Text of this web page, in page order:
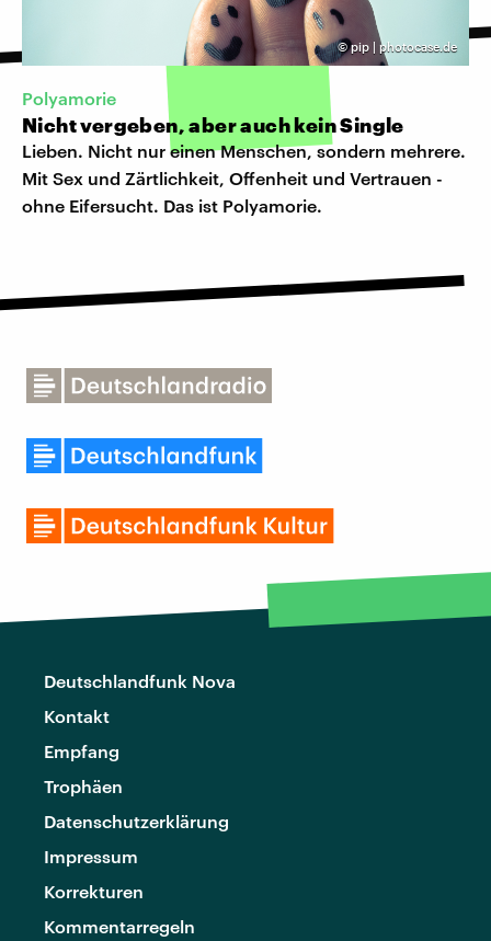
©pip | photocase.de
Polyamorie
Nicht vergeben, aber auch kein Single
Lieben. Nicht nur einen Menschen, sondern mehrere.
Mit Sex und Zärtlichkeit, Offenheit und Vertrauen -
ohne Eifersucht. Das ist Polyamorie.
Deutschlandfunk Nova
Kontakt
Empfang
Trophäen
Datenschutzerklärung
Impressum
Korrekturen
Kommentarregeln